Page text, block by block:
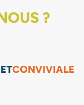
?
CONVIVIALE